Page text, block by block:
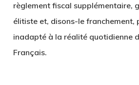
règlement fiscal supplémentaire,
élitiste et, disons-le franchement,
inadapté à la réalité quotidienne
Français.